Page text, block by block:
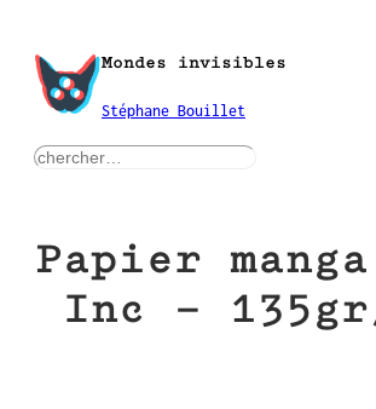
contenu
Mondes invisibles
Stéphane Bouillet
rechercher
Papier
Inc –